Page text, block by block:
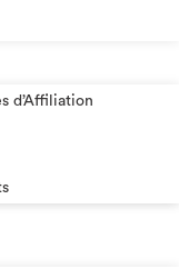
d’Affiliation​